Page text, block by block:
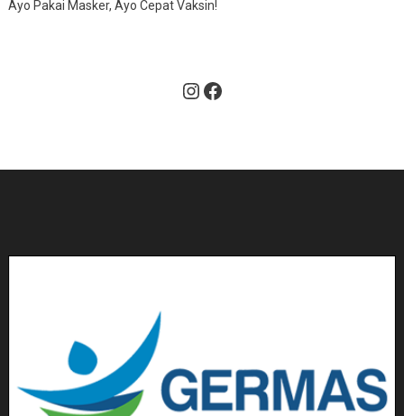
Ayo Pakai Masker, Ayo Cepat Vaksin!
Instagram
Facebook